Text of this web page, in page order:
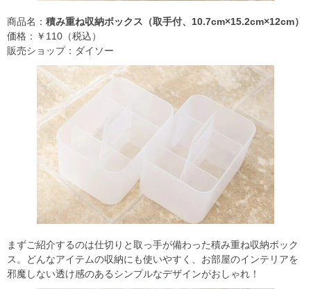
商品名： 積み重ね収納ボックス（取手付、10.7cm×15.2cm×12cm）
価格：￥110（税込）
販売ショップ：ダイソー
まずご紹介するのは仕切りと取っ手が備わった積み重ね収納ボック
ス。どんなアイテムの収納にも使いやすく、お部屋のインテリアを
邪魔しない透け感のあるシンプルなデザインがおしゃれ！